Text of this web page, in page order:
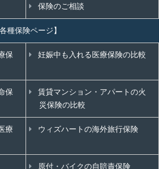
保険のご相談
各種保険ページ】
保
妊娠中も入れる医療保険の比較
保
賃貸マンション・アパートの火
災保険の比較
療
ウィズハートの海外旅行保険
原付・バイクの自賠責保険